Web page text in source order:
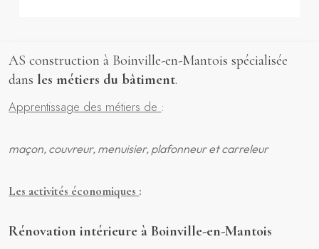
AS construction à Boinville-en-Mantois spécialisée
dans les métiers du bâtiment.
Apprentissage des métiers de :
maçon, couvreur, menuisier, plafonneur et carreleur
Les activités économiques :
Rénovation intérieure à Boinville-en-Mantois